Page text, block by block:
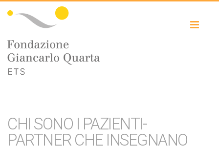
CHI SONO I PAZIENTI-
PARTNER CHE INSEGNANO